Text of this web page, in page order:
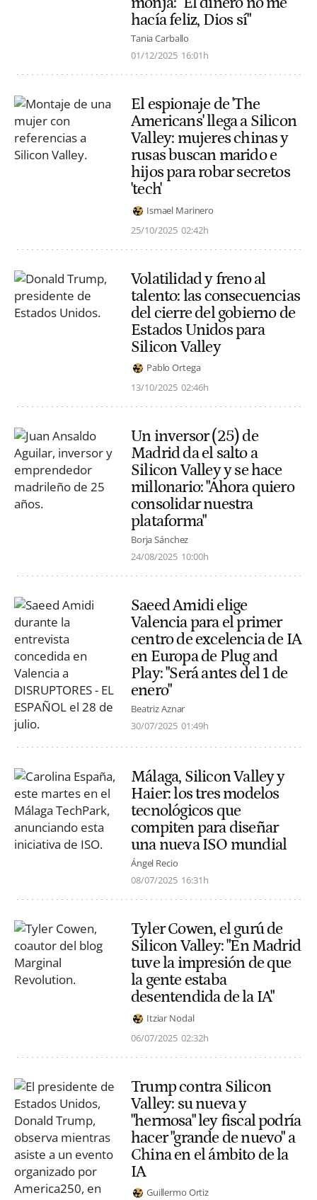
hacía feliz, Dios sí"
Tania Carballo
01/12/2025 16:01h
El espionaje de 'The
Americans' llega a Silicon
Valley: mujeres chinas y
rusas buscan marido e
hijos para robar secretos
'tech'
Ismael Marinero
25/10/2025 02:42h
Volatilidad y freno al
talento: las consecuencias
del cierre del gobierno de
Estados Unidos para
Silicon Valley
Pablo Ortega
13/10/2025 02:46h
Un inversor (25) de
Madrid da el salto a
Silicon Valley y se hace
millonario: "Ahora quiero
consolidar nuestra
plataforma"
Borja Sánchez
24/08/2025 10:00h
Saeed Amidi elige
Valencia para el primer
centro de excelencia de IA
en Europa de Plug and
Play: "Será antes del 1 de
enero"
Beatriz Aznar
30/07/2025 01:49h
Málaga, Silicon Valley y
Haier: los tres modelos
tecnológicos que
compiten para diseñar
una nueva ISO mundial
Ángel Recio
08/07/2025 16:31h
Tyler Cowen, el gurú de
Silicon Valley: "En Madrid
tuve la impresión de que
la gente estaba
desentendida de la IA"
Itziar Nodal
06/07/2025 02:32h
Trump contra Silicon
Valley: su nueva y
"hermosa" ley fiscal podría
hacer "grande de nuevo" a
China en el ámbito de la
IA
Guillermo Ortiz